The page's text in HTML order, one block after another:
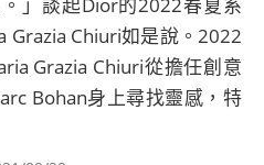
Grazia Chiuri如是說。2022
Grazia Chiuri從擔任創意
Bohan身上尋找靈感，特
Dior）於1957年驟逝，繼